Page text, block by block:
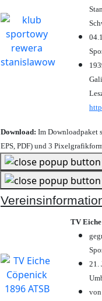
Download: Im Downloadpaket
EPS, PDF) und 3
TV
21.